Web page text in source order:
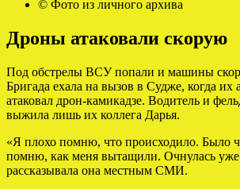
© Фото из личного архива
Дроны атаковали скорую
Под обстрелы ВСУ попали и машины
Бригада ехала на вызов в Судже, когда их
атаковал дрон-камикадзе. Водитель и
выжила лишь их коллега Дарья.
«Я плохо помню, что происходило. Было
помню, как меня вытащили. Очнулась
рассказывала она местным СМИ.